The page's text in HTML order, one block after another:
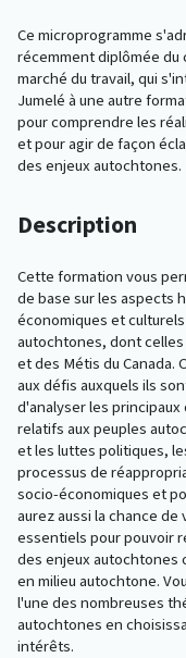
Ce microprogramme
récemment diplômée du
marché du travail, qui
Jumelé à une autre
pour comprendre les
et pour agir de façon
des enjeux autochtones.
Description
Cette formation vous
de base sur les aspects
économiques et
autochtones, dont
et des Métis du Canada.
aux défis auxquels ils
d'analyser les
relatifs aux peuples
et les luttes politiques,
processus de
socio-économiques et
aurez aussi la chance
essentiels pour pouvoir
des enjeux autochtones
en milieu autochtone.
l'une des nombreuses
autochtones en
intérêts.